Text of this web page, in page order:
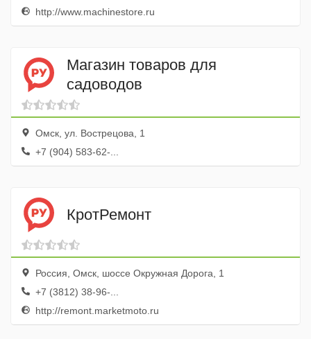
http://www.machinestore.ru
Магазин товаров для
садоводов
Омск, ул. Вострецова, 1
+7 (904) 583-62-...
КротРемонт
Россия, Омск, шоссе Окружная Дорога, 1
+7 (3812) 38-96-...
http://remont.marketmoto.ru